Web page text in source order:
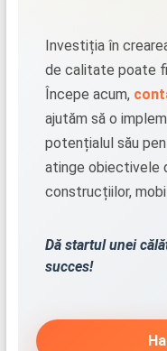
Investiția în
de calitate poate
Începe acum,
ajutăm să o
potențialul său
atinge obiectivele
construcțiilor,
Dă startul unei
succes!